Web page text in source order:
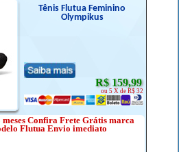
Tênis Flutua Feminino
Olympikus
R$ 159,99
ou 5 X de R$ 32
Confira Frete Grátis marca
Flutua Envio imediato